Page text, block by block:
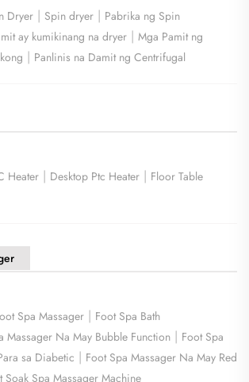
Dryer | Spin dryer | Pabrika ng Spin
ay kumikinang na dryer | Mga Pamit ng
| Panlinis na Damit ng Centrifugal
Heater | Desktop Ptc Heater | Floor Table
Spa Massager | Foot Spa Bath
Massager Na May Bubble Function | Foot Spa
sa Diabetic | Foot Spa Massager Na May Red
Soak Spa Massager Machine